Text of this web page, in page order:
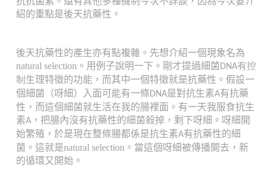
紹的重點是後天抗藥性。
後天抗藥性的產生亦有點複雜。先想介紹一個現象名為
natural selection。用例子說明一下。剛才提過細菌DNA有控
制 生理特徵的功能，而其中一個特徵就是抗藥性。假設一
個細菌（呀細）入面可能有一條DNA是對抗生素A有抗藥
性，而這個細菌就生活在我的腸裡面。有一天我服食抗生
素A，把腸內沒有抗藥性的細菌殺掉，剩下呀細。 呀細開
始繁殖，於是現在整條腸都係是抗生素A有抗藥性的細
菌。這就是natural selection。當這個呀細被傳播開去， 新
的循環又開始。